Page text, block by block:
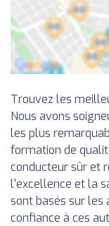
Trouvez les
Nous avons
les plus
formation de
conducteur sûr et
l'excellence et la
sont basés sur les
confiance à ces